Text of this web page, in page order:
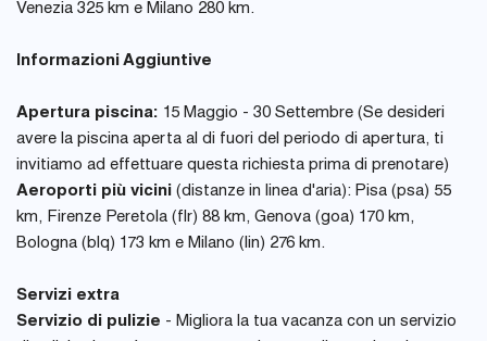
Venezia 325 km e Milano 280 km.
Informazioni Aggiuntive
Apertura piscina: 15 Maggio - 30 Settembre (Se desideri
avere la piscina aperta al di fuori del periodo di apertura, ti
invitiamo ad effettuare questa richiesta prima di prenotare)
Aeroporti più vicini (distanze in linea d'aria): Pisa (psa) 55
km, Firenze Peretola (flr) 88 km, Genova (goa) 170 km,
Bologna (blq) 173 km e Milano (lin) 276 km.
Servizi extra
Servizio di pulizie - Migliora la tua vacanza con un servizio